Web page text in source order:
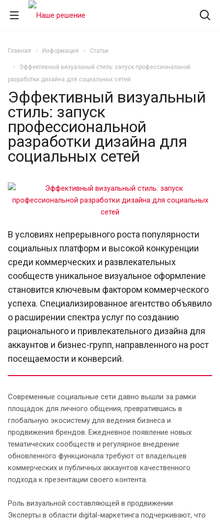
Главная Информация Статьи
Эффективный визуальный стиль: запуск профессиональной
разработки дизайна для социальных сетей
Эффективный визуальный
стиль: запуск
профессиональной
разработки дизайна для
социальных сетей
В условиях непрерывного роста популярности
социальных платформ и высокой конкуренции
среди коммерческих и развлекательных
сообществ уникальное визуальное оформление
становится ключевым фактором коммерческого
успеха. Специализированное агентство объявило
о расширении спектра услуг по созданию
рационального и привлекательного дизайна для
аккаунтов и бизнес-групп, направленного на рост
посещаемости и конверсий.
Современные социальные сети давно вышли за рамки
площадок для личного общения, превратившись в
глобальную экосистему для ведения бизнеса и
продвижения брендов. Ежедневное появление новых
тематических сообществ и регулярное внедрение
обновленного функционала требуют от владельцев
коммерческих и публичных аккаунтов качественного
подхода к презентации своего контента.
Роль визуальной составляющей в продвижении
Эксперты в области digital-маркетинга подчеркивают, что